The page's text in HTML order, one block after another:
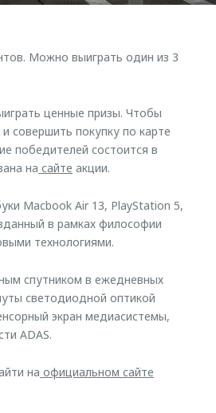
Можно выиграть один из 3
ценные призы. Чтобы
и совершить покупку по карте
победителей состоится в
на сайте акции.
Macbook Air 13, PlayStation 5,
в рамках философии
технологиями.
спутником в ежедневных
светодиодной оптикой
экран медиасистемы,
ADAS.
на официальном сайте